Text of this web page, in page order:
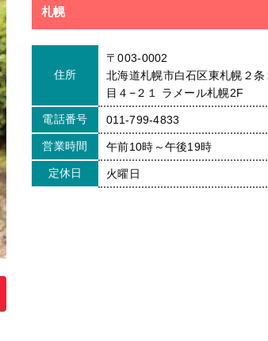
札幌
住所
〒003-0002
北海道札幌市白石区東札幌２条
目４−２１ ラメール札幌2F
電話番号 011-799-4833
営業時間 午前10時～午後19時
定休日 火曜日